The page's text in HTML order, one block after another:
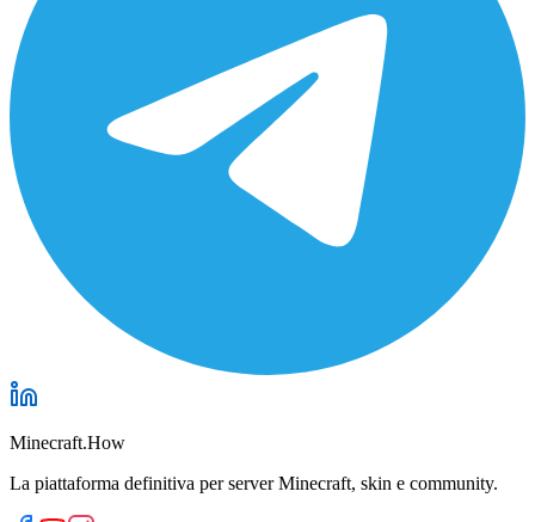
Minecraft.How
La piattaforma definitiva per server Minecraft, skin e community.